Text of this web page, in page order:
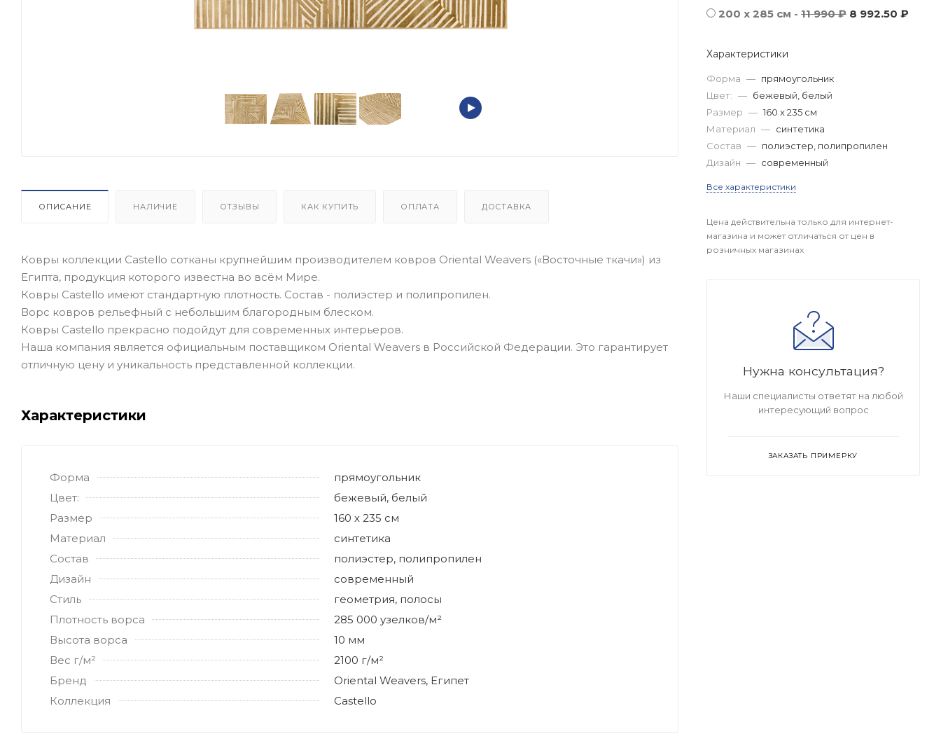
ОПИСАНИЕ НАЛИЧИЕ ОТЗЫВЫ КАК КУПИТЬ ОПЛАТА ДОСТАВКА
Ковры коллекции Castello сотканы крупнейшим производителем ковров Oriental Weavers («Восточные ткачи») из
Египта, продукция которого известна во всём Мире.
Ковры Castello имеют стандартную плотность. Состав - полиэстер и полипропилен.
Ворс ковров рельефный с небольшим благородным блеском.
Ковры Castello прекрасно подойдут для современных интерьеров.
Наша компания является официальным поставщиком Oriental Weavers в Российской Федерации. Это гарантирует
отличную цену и уникальность представленной коллекции.
Характеристики
Форма
прямоугольник
Цвет:
бежевый, белый
Размер
160 x 235 см
Материал
синтетика
Состав
полиэстер, полипропилен
Дизайн
современный
Стиль
геометрия, полосы
Плотность ворса
285 000 узелков/м²
Высота ворса
10 мм
Вес г/м²
2100 г/м²
Бренд
Oriental Weavers, Египет
Коллекция
Castello
200 x 285 см - 11 990 ₽ 8 992.50 ₽
Характеристики
Форма — прямоугольник
Цвет: — бежевый, белый
Размер — 160 x 235 см
Материал — синтетика
Состав — полиэстер, полипропилен
Дизайн — современный
Все характеристики
Цена действительна только для интернет-
магазина и может отличаться от цен в
розничных магазинах
Нужна консультация?
Наши специалисты ответят на любой
интересующий вопрос
ЗАКАЗАТЬ ПРИМЕРКУ